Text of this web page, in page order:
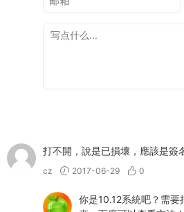
打不開，說是已損壞，應該是簽
cz 2017-06-29 0
你是10.12系統吧？需要